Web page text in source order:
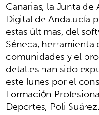
Canarias, la Junta
Digital de Andalucía
estas últimas, del
Séneca,
comunidades y el
detalles han sido
este lunes por el
Formación
Deportes, Poli Suárez.